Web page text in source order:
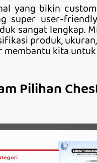
yang bikin
super user-
sangat lengkap.
produk,
membantu kita
Pilihan